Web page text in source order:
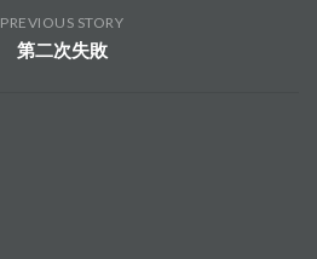
PREVIOUS STORY
第二次失敗